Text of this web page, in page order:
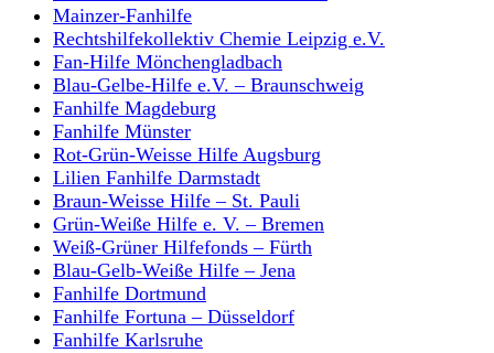
Mainzer-Fanhilfe
Rechtshilfekollektiv Chemie Leipzig e.V.
Fan-Hilfe Mönchengladbach
Blau-Gelbe-Hilfe e.V. – Braunschweig
Fanhilfe Magdeburg
Fanhilfe Münster
Rot-Grün-Weisse Hilfe Augsburg
Lilien Fanhilfe Darmstadt
Braun-Weisse Hilfe – St. Pauli
Grün-Weiße Hilfe e. V. – Bremen
Weiß-Grüner Hilfefonds – Fürth
Blau-Gelb-Weiße Hilfe – Jena
Fanhilfe Dortmund
Fanhilfe Fortuna – Düsseldorf
Fanhilfe Karlsruhe